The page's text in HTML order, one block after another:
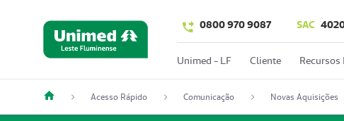
0800 970 9087 SAC
Unimed - LF Cliente Recursos
Acesso Rápido Comunicação Novas Aquisições